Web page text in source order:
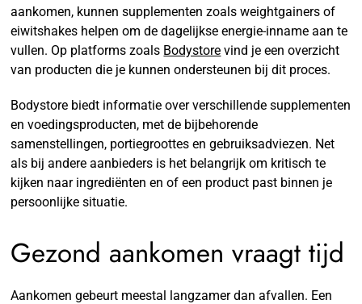
aankomen, kunnen supplementen zoals weightgainers of
eiwitshakes helpen om de dagelijkse energie-inname aan te
vullen. Op platforms zoals Bodystore vind je een overzicht
van producten die je kunnen ondersteunen bij dit proces.
Bodystore biedt informatie over verschillende supplementen
en voedingsproducten, met de bijbehorende
samenstellingen, portiegroottes en gebruiksadviezen. Net
als bij andere aanbieders is het belangrijk om kritisch te
kijken naar ingrediënten en of een product past binnen je
persoonlijke situatie.
Gezond aankomen vraagt tijd
Aankomen gebeurt meestal langzamer dan afvallen. Een